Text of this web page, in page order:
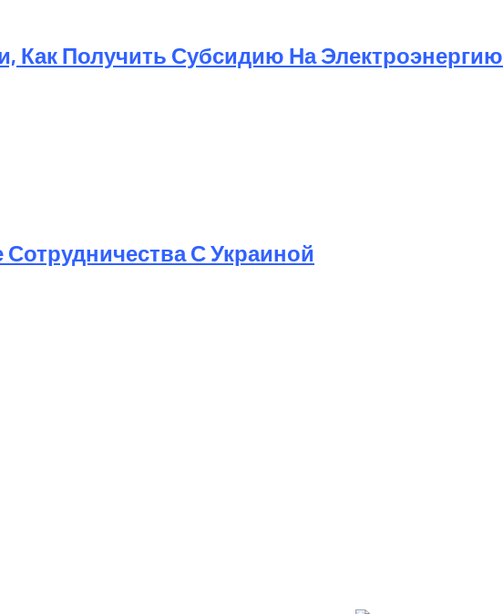
Как Получить Субсидию На Электроэнергию
С Украиной